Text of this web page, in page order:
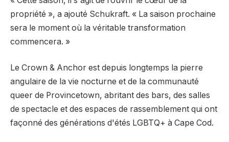
propriété », a ajouté Schukraft. « La saison prochaine
sera le moment où la véritable transformation
commencera. »
Le Crown & Anchor est depuis longtemps la pierre
angulaire de la vie nocturne et de la communauté
queer de Provincetown, abritant des bars, des salles
de spectacle et des espaces de rassemblement qui ont
façonné des générations d'étés LGBTQ+ à Cape Cod.